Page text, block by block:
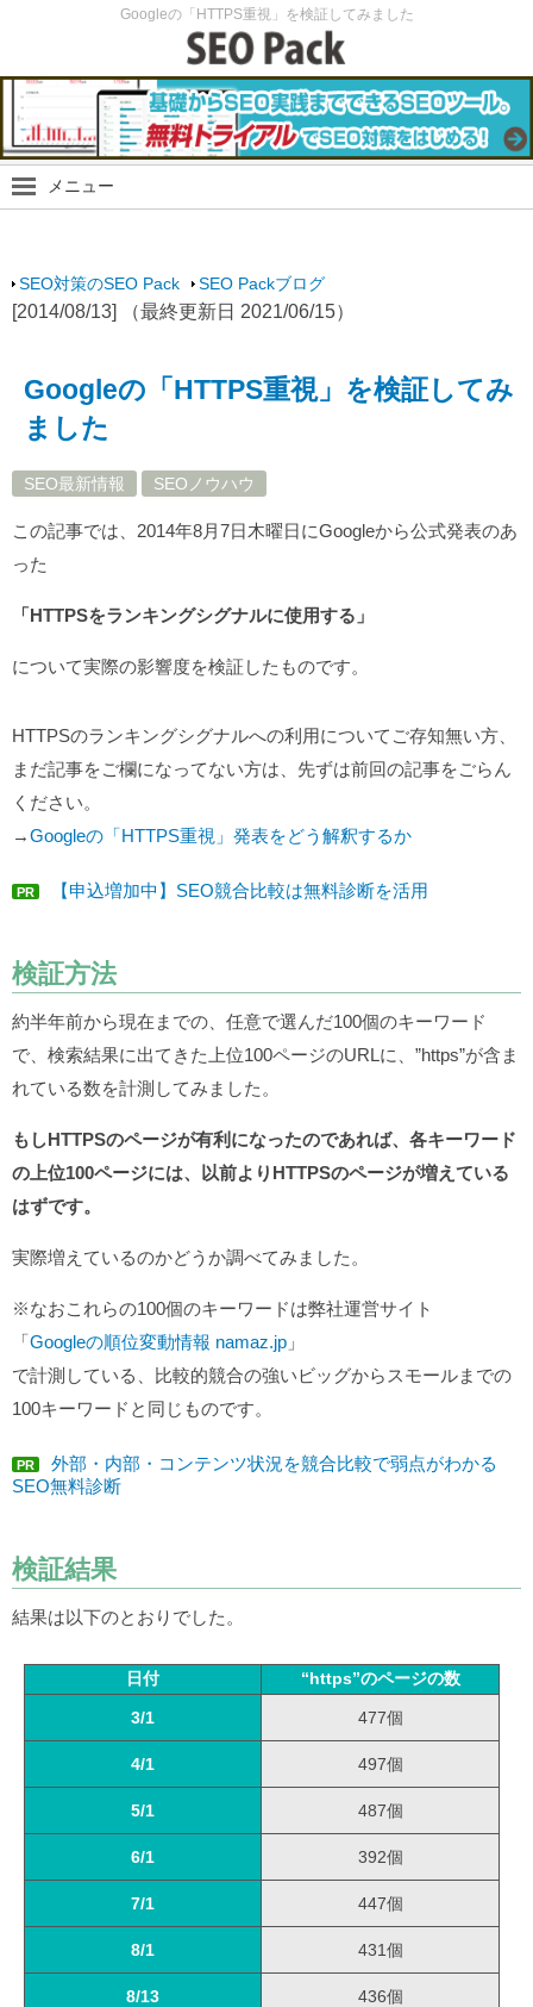
Googleの「HTTPS重視」を検証してみました
メニュー
SEO実験
SEO Packサイト
SEO対策のSEO Pack SEO Packブログ
[2014/08/13] （最終更新日 2021/06/15）
Googleの「HTTPS重視」を検証してみ
ました
SEO最新情報 SEOノウハウ
この記事では、2014年8月7日木曜日にGoogleから公式発表のあ
った
「HTTPSをランキングシグナルに使用する」
について実際の影響度を検証したものです。
HTTPSのランキングシグナルへの利用についてご存知無い方、
まだ記事をご欄になってない方は、先ずは前回の記事をごらん
ください。
→Googleの「HTTPS重視」発表をどう解釈するか
PR 【申込増加中】SEO競合比較は無料診断を活用
検証方法
約半年前から現在までの、任意で選んだ100個のキーワード
で、検索結果に出てきた上位100ページのURLに、”https”が含ま
れている数を計測してみました。
もしHTTPSのページが有利になったのであれば、各キーワード
の上位100ページには、以前よりHTTPSのページが増えている
はずです。
実際増えているのかどうか調べてみました。
※なおこれらの100個のキーワードは弊社運営サイト
「Googleの順位変動情報 namaz.jp 」
で計測している、比較的競合の強いビッグからスモールまでの
100キーワードと同じものです。
PR
外部・内部・コンテンツ状況を競合比較で弱点がわかる
SEO無料診断
検証結果
結果は以下のとおりでした。
日付 “https”のページの数
3/1 477個
4/1 497個
5/1 487個
6/1 392個
7/1 447個
8/1 431個
8/13 436個